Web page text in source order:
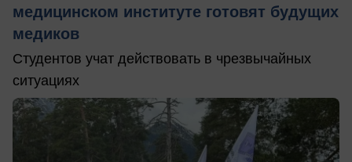
медицинском институте готовят будущих
медиков
Студентов учат действовать в чрезвычайных
ситуациях